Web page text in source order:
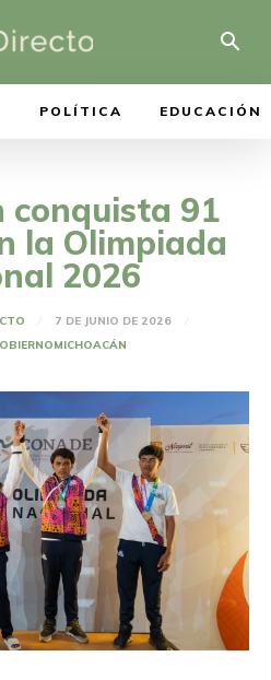
POLÍTICA EDUCACIÓN
conquista 91
la Olimpiada
2026
7 DE JUNIO DE 2026
MICHOACÁN